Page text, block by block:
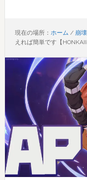
現在の場所： ホーム / 崩
えれば簡単です【